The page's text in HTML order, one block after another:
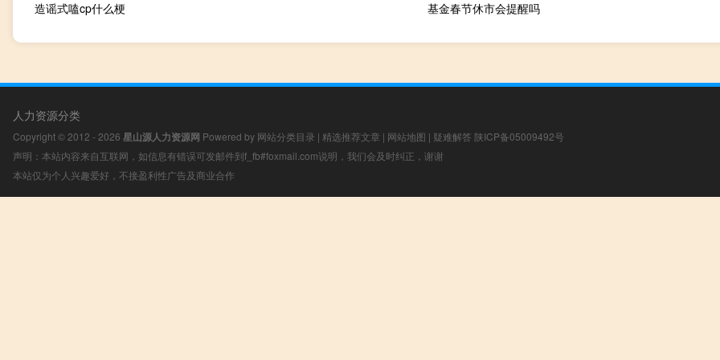
造谣式嗑cp什么梗 基金春节休市会提醒吗
人力资源分类
Copyright © 2012 - 2026 星山源人力资源网 Powered by 网站分类目录 | 精选推荐文章 | 网站地图 | 疑难解答 陕ICP备05009492号
声明：本站内容来自互联网，如信息有错误可发邮件到f_fb#foxmail.com说明，我们会及时纠正，谢谢
本站仅为个人兴趣爱好，不接盈利性广告及商业合作